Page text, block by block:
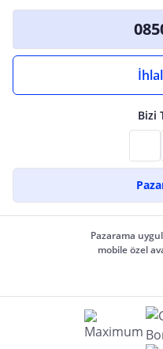
Bizi
Pazarama
mobile özel